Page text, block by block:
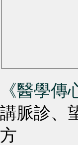
《醫學傳
講脈診、
方